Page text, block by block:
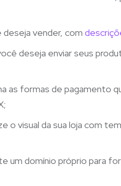
deseja vender, com
deseja enviar seus
as formas de pagamento
o visual da sua loja com
um domínio próprio para